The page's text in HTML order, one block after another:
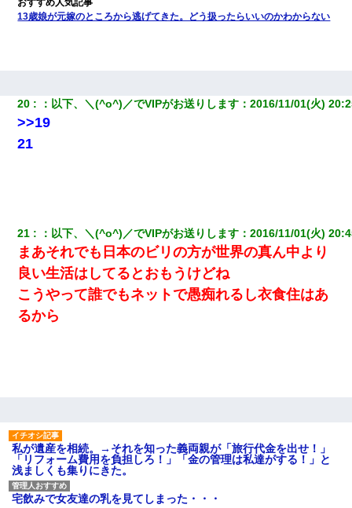
13歳娘が元嫁のところから逃げてきた。どう扱ったらいいのかわからない
20 ： 以下、＼(^o^)／でVIPがお送りします ：2016/11/01(火)
>>19
21
21 ： 以下、＼(^o^)／でVIPがお送りします ：2016/11/01(火)
まあそれでも日本のビリの方が世界の真ん中より
良い生活はしてるとおもうけどね
こうやって誰でもネットで愚痴れるし衣食住はあ
るから
私が遺産を相続。→それを知った義両親が「旅行代金を出せ！」
「リフォーム費用を負担しろ！」「金の管理は私達がする！」と
浅ましくも集りにきた。
宅飲みで女友達の乳を見てしまった・・・